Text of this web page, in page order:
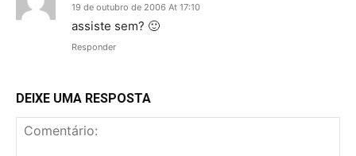
19 de outubro de 2006 At 17:10
assiste sem? 🙂
Responder
DEIXE UMA RESPOSTA